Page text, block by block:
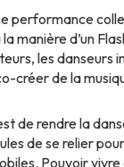
performance
manière d’un
les danseurs
créer de la
de rendre la
de se relier
Pouvoir